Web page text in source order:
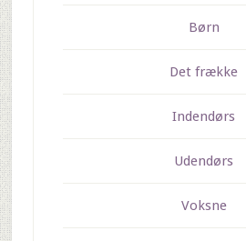
Børn
Det frække
Indendørs
Udendørs
Voksne